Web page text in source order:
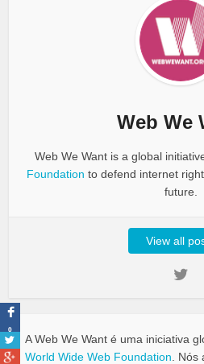
Web We
Web We Want is a global
Foundation to defend internet
future.
View all
A Web We Want é uma iniciativa
World Wide Web Foundation .
0